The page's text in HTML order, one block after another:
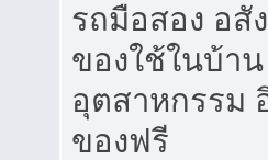
รถมือสอง อสั
ของใช้ในบ้า
อุตสาหกรรม
ของฟรี